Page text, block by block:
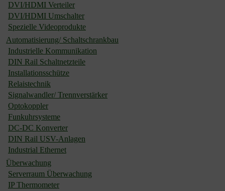
DVI/HDMI Verteiler
DVI/HDMI Umschalter
Spezielle Videoprodukte
Automatisierung/ Schaltschrankbau
Industrielle Kommunikation
DIN Rail Schaltnetzteile
Installationsschütze
Relaistechnik
Signalwandler/ Trennverstärker
Optokoppler
Funkuhrsysteme
DC-DC Konverter
DIN Rail USV-Anlagen
Industrial Ethernet
Überwachung
Serverraum Überwachung
IP Thermometer